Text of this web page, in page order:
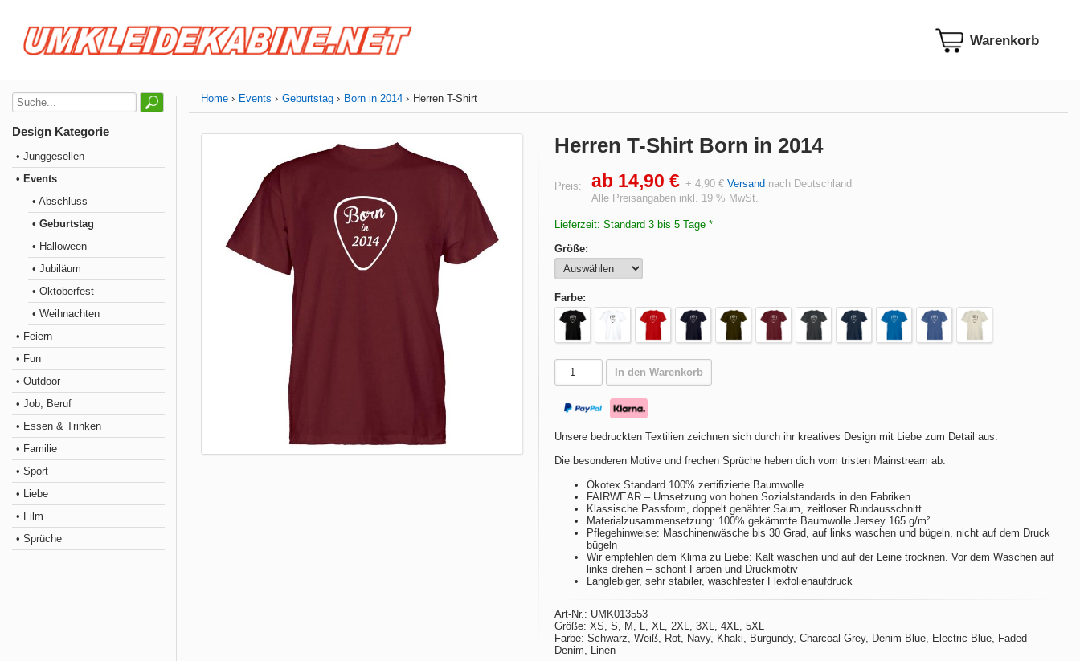
Design Kategorie
• Junggesellen
• Events
• Abschluss
• Geburtstag
• Halloween
• Jubiläum
• Oktoberfest
• Weihnachten
• Feiern
• Fun
• Outdoor
• Job, Beruf
• Essen & Trinken
• Familie
• Sport
• Liebe
• Film
• Sprüche
Home Events Geburtstag Born in 2014 Herren T-Shirt
Herren T-Shirt Born in 2014
Preis: ab 14,90 € + 4,90 € Versand nach Deutschland
Alle Preisangaben inkl. 19 % MwSt.
Lieferzeit: Standard 3 bis 5 Tage *
Größe:
Farbe:
In den Warenkorb
Unsere bedruckten Textilien zeichnen sich durch ihr kreatives Design mit Liebe zum Detail aus.
Die besonderen Motive und frechen Sprüche heben dich vom tristen Mainstream ab.
Ökotex Standard 100% zertifizierte Baumwolle
FAIRWEAR – Umsetzung von hohen Sozialstandards in den Fabriken
Klassische Passform, doppelt genähter Saum, zeitloser Rundausschnitt
Materialzusammensetzung: 100% gekämmte Baumwolle Jersey 165 g/m²
Pflegehinweise: Maschinenwäsche bis 30 Grad, auf links waschen und bügeln, nicht auf dem Druck
bügeln
Wir empfehlen dem Klima zu Liebe: Kalt waschen und auf der Leine trocknen. Vor dem Waschen auf
links drehen – schont Farben und Druckmotiv
Langlebiger, sehr stabiler, waschfester Flexfolienaufdruck
Art-Nr.: UMK013553
Größe: XS, S, M, L, XL, 2XL, 3XL, 4XL, 5XL
Farbe: Schwarz, Weiß, Rot, Navy, Khaki, Burgundy, Charcoal Grey, Denim Blue, Electric Blue, Faded
Denim, Linen